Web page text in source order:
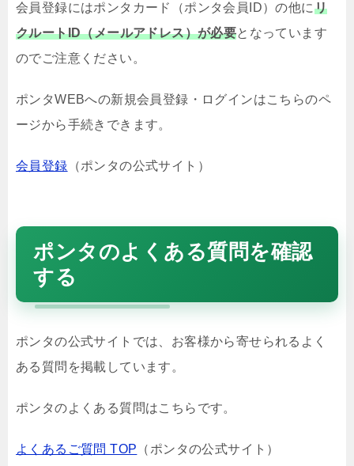
会員登録にはポンタカード（ポンタ会員ID）の他にリ
クルートID（メールアドレス）が必要となっています
のでご注意ください。
ポンタWEBへの新規会員登録・ログインはこちらのペ
ージから手続きできます。
会員登録 （ポンタの公式サイト）
ポンタのよくある質問を確認
する
ポンタの公式サイトでは、お客様から寄せられるよく
ある質問を掲載しています。
ポンタのよくある質問はこちらです。
よくあるご質問 TOP （ポンタの公式サイト）